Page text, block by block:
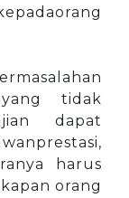
tidak
dapat
harus
orang